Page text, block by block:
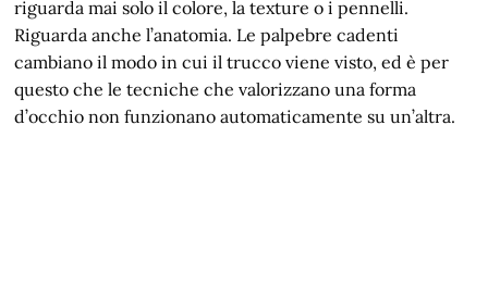
riguarda mai solo il colore, la texture o i pennelli.
Riguarda anche l’anatomia. Le palpebre cadenti
cambiano il modo in cui il trucco viene visto, ed è per
questo che le tecniche che valorizzano una forma
d’occhio non funzionano automaticamente su un’altra.